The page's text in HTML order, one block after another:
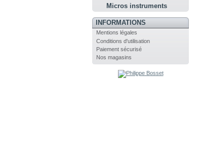
Micros instruments
INFORMATIONS
Mentions légales
Conditions d'utilisation
Paiement sécurisé
Nos magasins